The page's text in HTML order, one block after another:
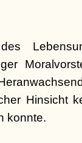
Hinsicht
konnte.